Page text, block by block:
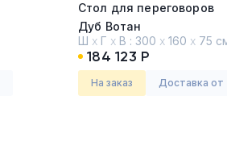
Стол для переговоров
Дуб Вотан
Ш х Г х В : 300 х 160 х 75
184 123 Р
На заказ Доставка от